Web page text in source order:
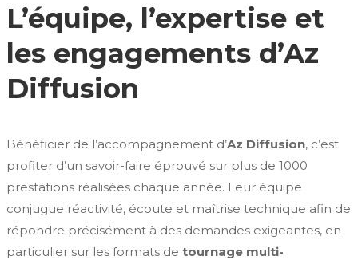
L’équipe, l’expertise et
les engagements d’Az
Diffusion
Bénéficier de l’accompagnement d’Az Diffusion, c’est
profiter d’un savoir-faire éprouvé sur plus de 1000
prestations réalisées chaque année. Leur équipe
conjugue réactivité, écoute et maîtrise technique afin de
répondre précisément à des demandes exigeantes, en
particulier sur les formats de tournage multi-